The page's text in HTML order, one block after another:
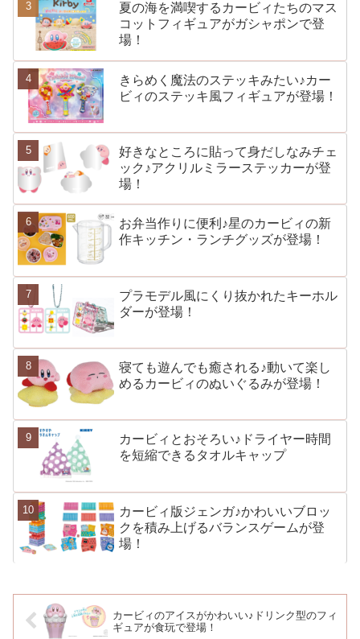
夏の海を満喫するカービィたちのマス
コットフィギュアがガシャポンで登
場！
きらめく魔法のステッキみたい♪カー
ビィのステッキ風フィギュアが登場！
好きなところに貼って身だしなみチェ
ック♪アクリルミラーステッカーが登
場！
お弁当作りに便利♪星のカービィの新
作キッチン・ランチグッズが登場！
プラモデル風にくり抜かれたキーホル
ダーが登場！
寝ても遊んでも癒される♪動いて楽し
めるカービィのぬいぐるみが登場！
カービィとおそろい♪ドライヤー時間
を短縮できるタオルキャップ
カービィ版ジェンガ♪かわいいブロッ
クを積み上げるバランスゲームが登
場！
カービィのアイスがかわいい♪ドリンク型のフィ
ギュアが食玩で登場！